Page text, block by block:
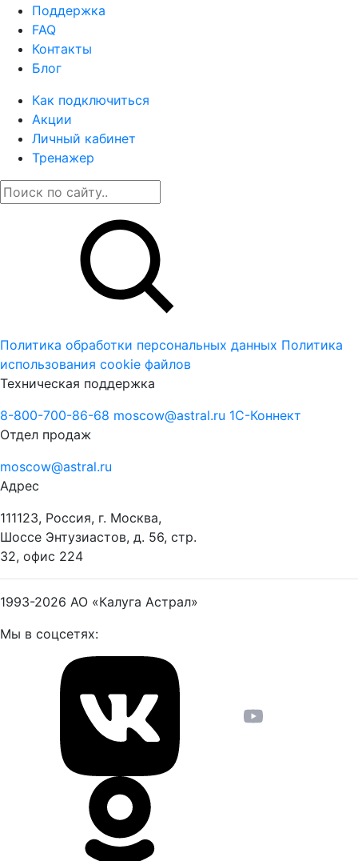
Поддержка
FAQ
Контакты
Блог
Как подключиться
Акции
Личный кабинет
Тренажер
Политика обработки персональных данных Политика
использования cookie файлов
Техническая поддержка
8-800-700-86-68 moscow@astral.ru 1С-Коннект
Отдел продаж
moscow@astral.ru
Адрес
111123, Россия, г. Москва,
Шоссе Энтузиастов, д. 56, стр.
32, офис 224
1993-2026 АО «Калуга Астрал»
Мы в соцсетях: